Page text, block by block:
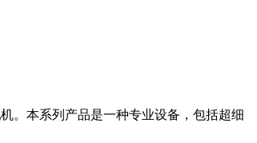
。本系列产品是一种专业设备，包括超细